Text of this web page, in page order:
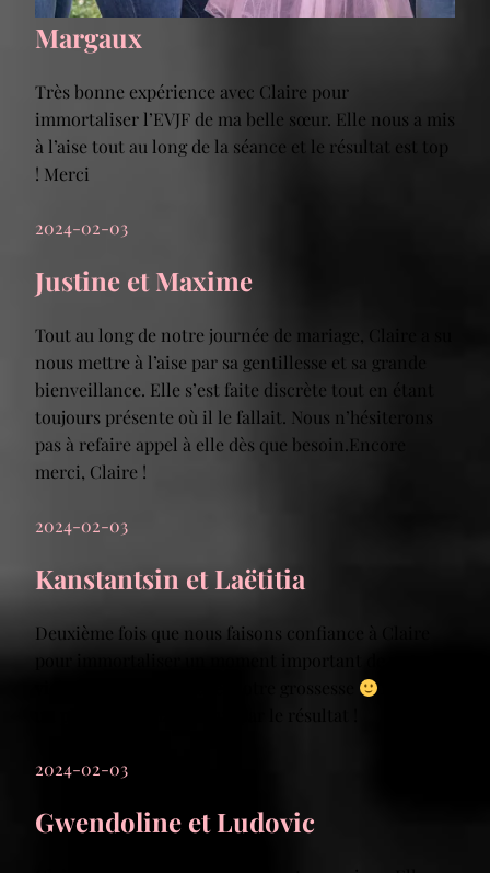
Margaux
Très bonne expérience avec Claire pour
immortaliser l’EVJF de ma belle sœur. Elle nous a mis
à l’aise tout au long de la séance et le résultat est top
! Merci
2024-02-03
Justine et Maxime
Tout au long de notre journée de mariage, Claire a su
nous mettre à l’aise par sa gentillesse et sa grande
bienveillance. Elle s’est faite discrète tout en étant
toujours présente où il le fallait. Nous n’hésiterons
pas à refaire appel à elle dès que besoin.Encore
merci, Claire !
2024-02-03
Kanstantsin et Laëtitia
Deuxième fois que nous faisons confiance à Claire
pour immortaliser un moment important de notre
2024-02-03
Gwendoline et Ludovic